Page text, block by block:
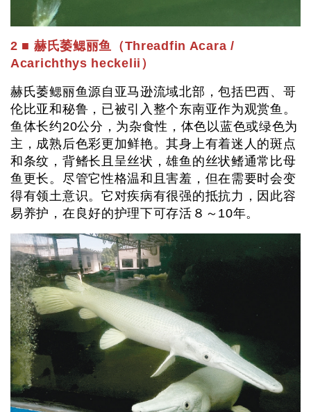
2 ■ 赫氏萎鳃丽鱼（Threadfin Acara /
Acarichthys heckelii）
赫氏萎鳃丽鱼源自亚马逊流域北部，包括巴西、哥
伦比亚和秘鲁，已被引入整个东南亚作为观赏鱼。
鱼体长约20公分，为杂食性，体色以蓝色或绿色为
主，成熟后色彩更加鲜艳。其身上有着迷人的斑点
和条纹，背鳍长且呈丝状，雄鱼的丝状鳍通常比母
鱼更长。尽管它性格温和且害羞，但在需要时会变
得有领土意识。它对疾病有很强的抵抗力，因此容
易养护，在良好的护理下可存活８～10年。